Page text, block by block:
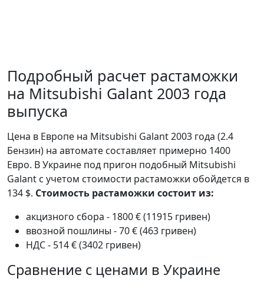
Подробный расчет растаможки
на Mitsubishi Galant 2003 года
выпуска
Цена в Европе на Mitsubishi Galant 2003 года (2.4
Бензин) на автомате составляет примерно 1400
Евро. В Украине под пригон подобный Mitsubishi
Galant с учетом стоимости растаможки обойдется в
134 $. Стоимость растаможки состоит из:
акцизного сбора - 1800 € (11915 гривен)
ввозной пошлины - 70 € (463 гривен)
НДС - 514 € (3402 гривен)
Сравнение с ценами в Украине